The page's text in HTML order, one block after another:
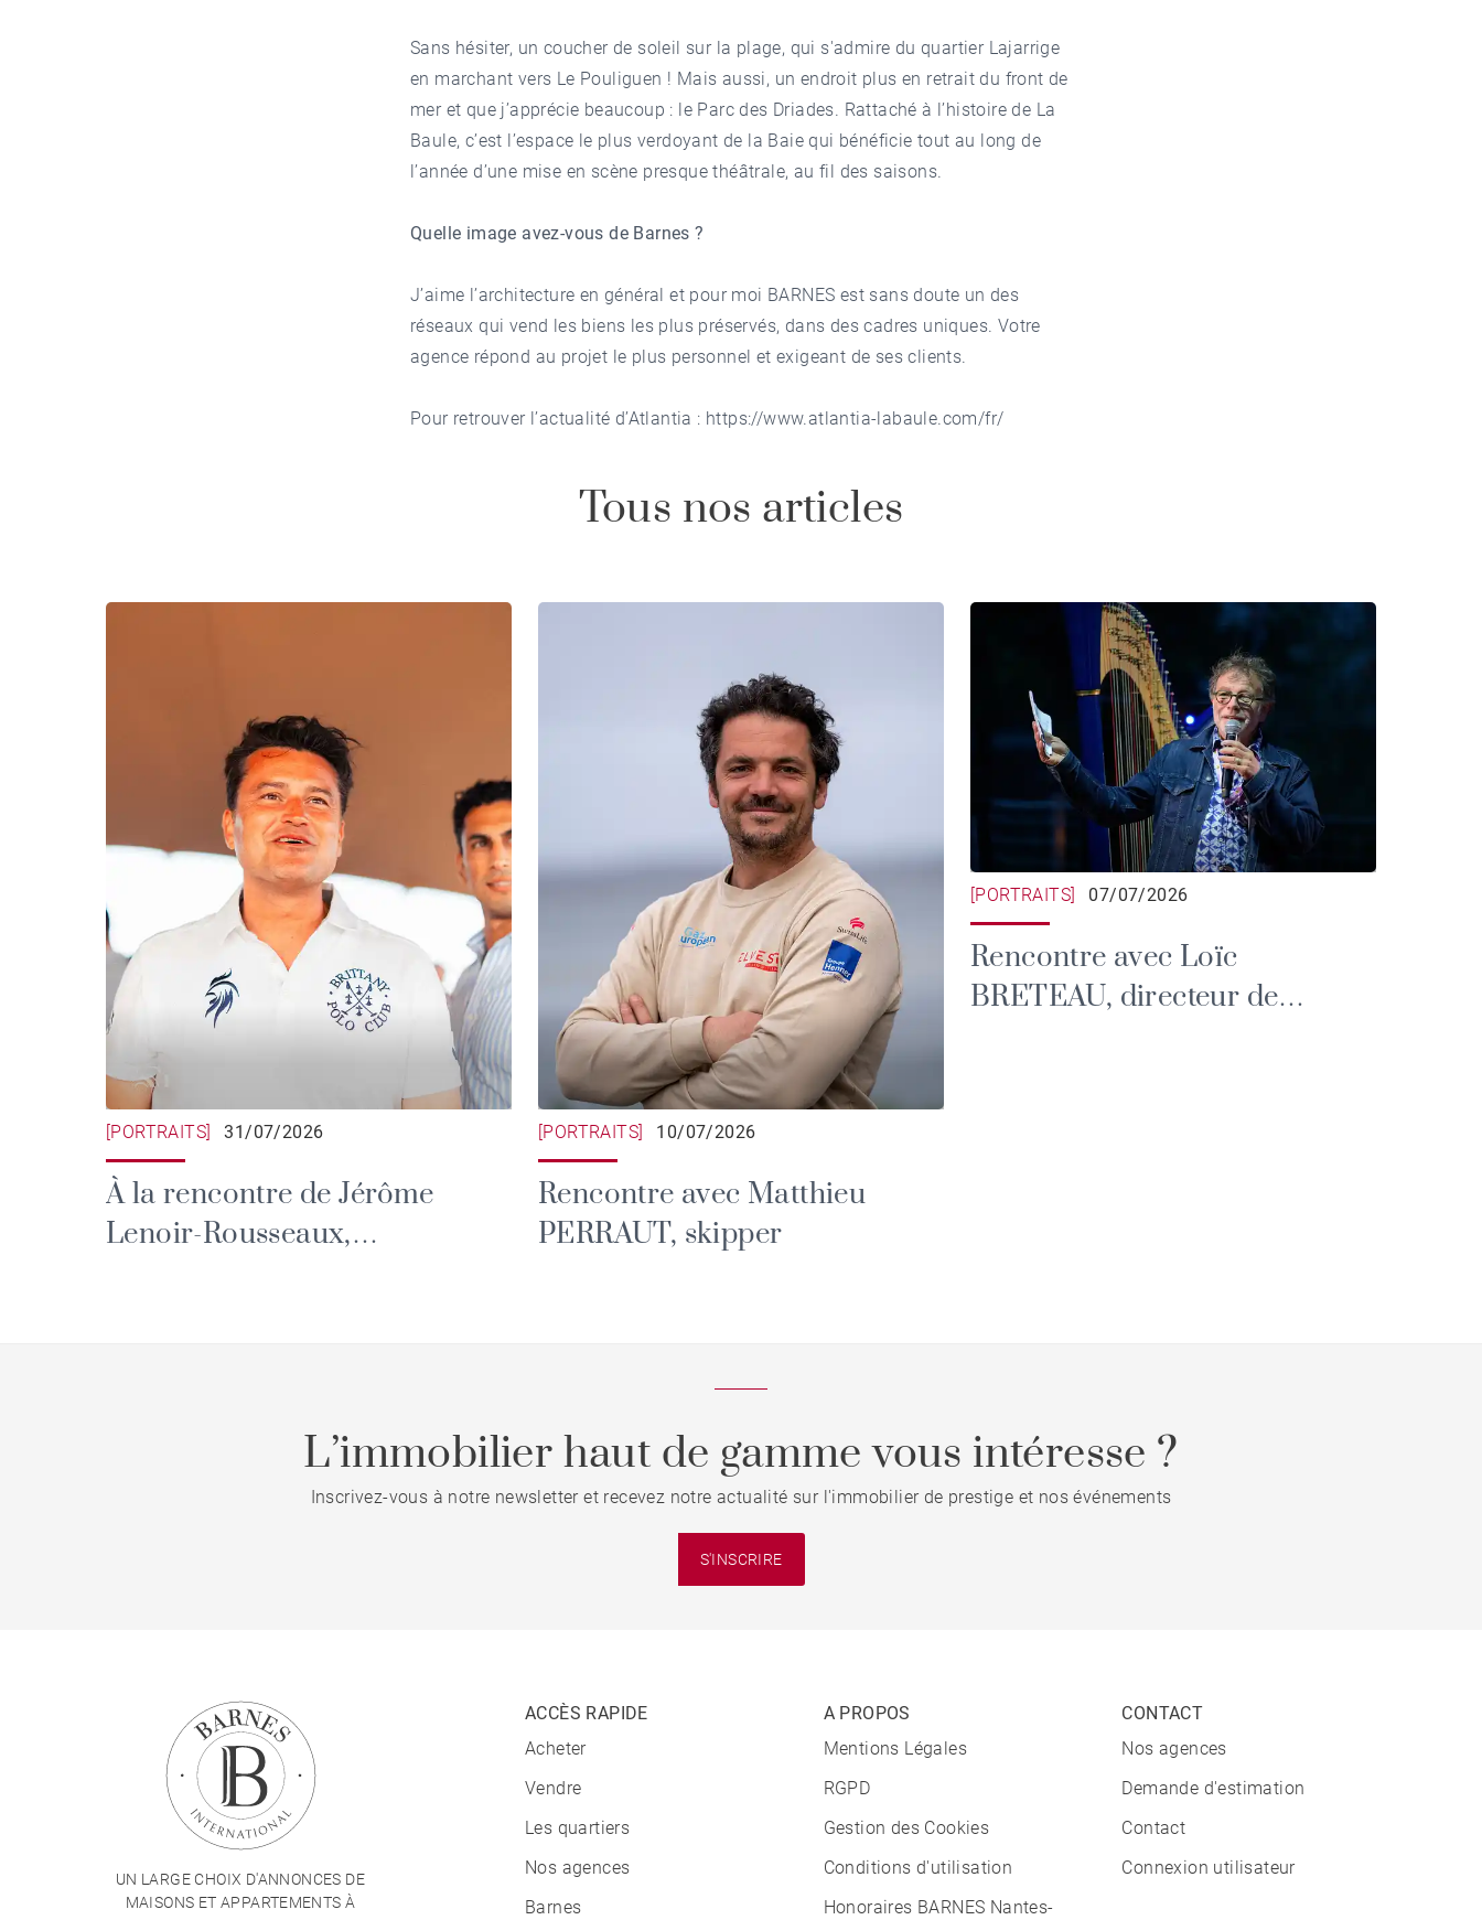
Sans hésiter, un coucher de soleil sur la plage, qui s'admire du quartier Lajarrige
en marchant vers Le Pouliguen ! Mais aussi, un endroit plus en retrait du front de
mer et que j’apprécie beaucoup : le Parc des Driades. Rattaché à l’histoire de La
Baule, c’est l’espace le plus verdoyant de la Baie qui bénéficie tout au long de
l’année d’une mise en scène presque théâtrale, au fil des saisons.
Quelle image avez-vous de Barnes ?
J’aime l’architecture en général et pour moi BARNES est sans doute un des
réseaux qui vend les biens les plus préservés, dans des cadres uniques. Votre
agence répond au projet le plus personnel et exigeant de ses clients.
Pour retrouver l’actualité d’Atlantia : https://www.atlantia-labaule.com/fr/
Tous nos articles
[PORTRAITS] 31/07/2026
À la rencontre de Jérôme
Lenoir-Rousseaux,
[PORTRAITS] 10/07/2026
Rencontre avec Matthieu
PERRAUT, skipper
[PORTRAITS] 07/07/2026
Rencontre avec Loïc
BRETEAU, directeur de
L’immobilier haut de gamme vous intéresse ?
Inscrivez-vous à notre newsletter et recevez notre actualité sur l'immobilier de prestige et nos événements
S'INSCRIRE
UN LARGE CHOIX D'ANNONCES DE
MAISONS ET APPARTEMENTS À
ACCÈS RAPIDE
Acheter
Vendre
Les quartiers
Nos agences
Barnes
A PROPOS
Mentions Légales
RGPD
Gestion des Cookies
Conditions d'utilisation
Honoraires BARNES Nantes-
CONTACT
Nos agences
Demande d'estimation
Contact
Connexion utilisateur